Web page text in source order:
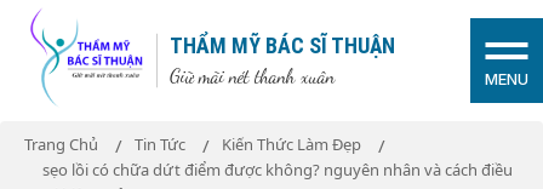
THẨM MỸ BÁC SĨ THUẬN
Giữ mãi nét thanh xuân MENU
Trang Chủ Tin Tức
Kiến Thức Làm Đẹp
sẹo lồi có chữa dứt điểm được không? nguyên nhân và cách điều